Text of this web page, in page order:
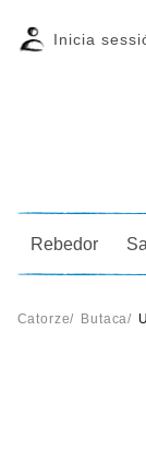
Inicia
Rebedor
Catorze/ Butaca/